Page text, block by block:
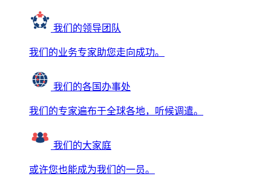
我们的领导团队
我们的业务专家助您走向成功。
我们的各国办事处
我们的专家遍布于全球各地，听候调遣。
我们的大家庭
或许您也能成为我们的一员。